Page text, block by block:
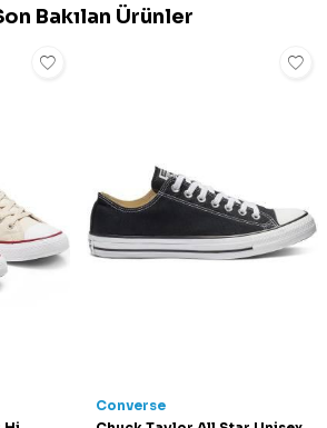
Bakılan Ürünler
Converse